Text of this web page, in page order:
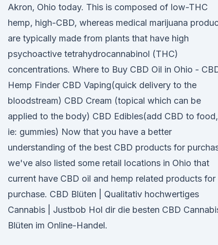
Akron, Ohio today. This is composed of low-THC
hemp, high-CBD, whereas medical marijuana
are typically made from plants that have high
psychoactive tetrahydrocannabinol (THC)
concentrations. Where to Buy CBD Oil in Ohio -
Hemp Finder CBD Vaping(quick delivery to the
bloodstream) CBD Cream (topical which can be
applied to the body) CBD Edibles(add CBD to food,
ie: gummies) Now that you have a better
understanding of the best CBD products for
we've also listed some retail locations in Ohio that
current have CBD oil and hemp related products for
purchase. CBD Blüten | Qualitativ hochwertiges
Cannabis | Justbob Hol dir die besten CBD
Blüten im Online-Handel.